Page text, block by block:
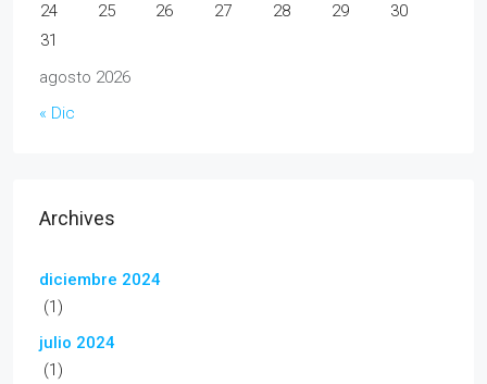
agosto 2026
24
25 26 27 28 29
30
31
« Dic
Archives
diciembre 2024
(1)
julio 2024
(1)